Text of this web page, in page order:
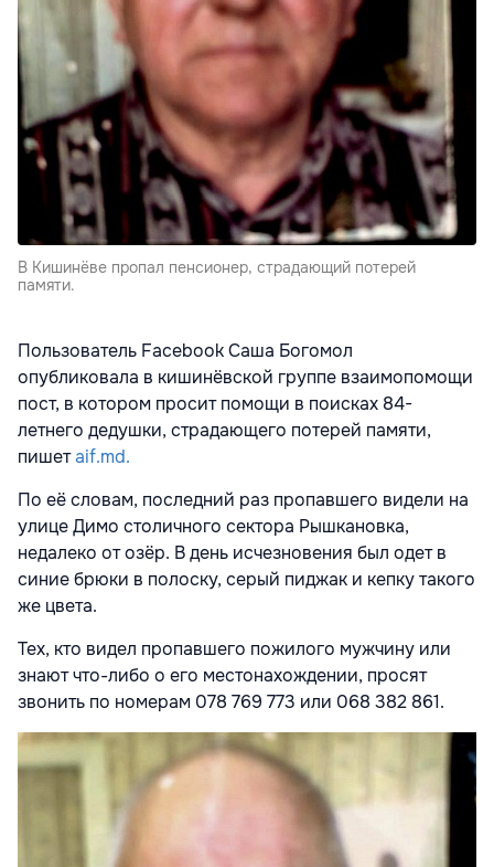
В Кишинёве пропал пенсионер, страдающий потерей
памяти.
Пользователь Facebook Саша Богомол
опубликовала в кишинёвской группе взаимопомощи
пост, в котором просит помощи в поисках 84-
летнего дедушки, страдающего потерей памяти,
пишетaif.md.
По её словам, последний раз пропавшего видели на
улице Димо столичного сектора Рышкановка,
недалеко от озёр. В день исчезновения был одет в
синие брюки в полоску, серый пиджак и кепку такого
же цвета.
Тех, кто видел пропавшего пожилого мужчину или
знают что-либо о его местонахождении, просят
звонить по номерам 078 769 773 или 068 382 861.